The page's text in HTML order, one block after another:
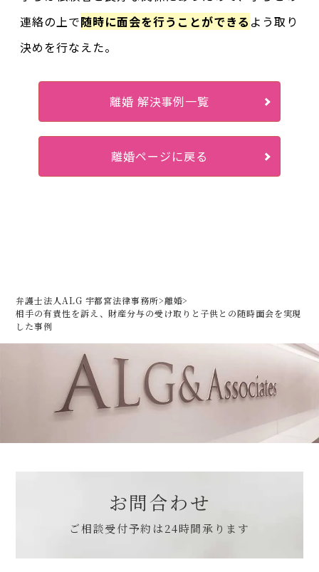
連絡の上で随時に面会を行うことができる よう取り
決めを行なえた。
離婚 解決事例一覧
離婚ページに戻る
弁護士法人ALG 宇都宮法律事務所>離婚>
相手の有責性を訴え、財産分与の受け取りと子供との随時面会を実現
した事例
お問合わせ
ご相談受付予約は24時間承ります